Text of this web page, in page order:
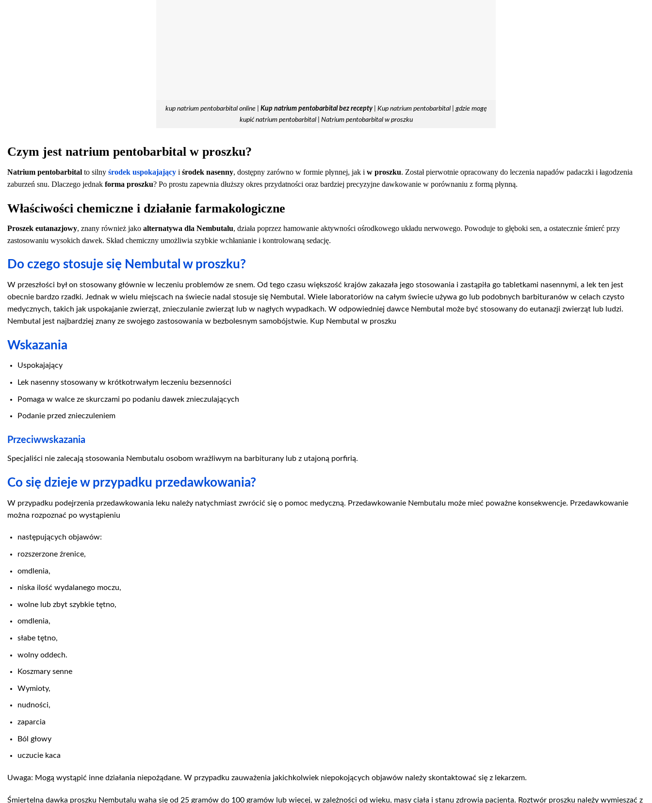
kup natrium pentobarbital online | Kup natrium pentobarbital bez recepty| Kup natrium pentobarbital | gdzie mogę
kupić natrium pentobarbital | Natrium pentobarbital w proszku
Czym jest natrium pentobarbital w proszku?
Natrium pentobarbital to silny środek uspokajający i środek nasenny, dostępny zarówno w formie płynnej, jak i w proszku. Został pierwotnie opracowany do leczenia napadów padaczki i łagodzenia
zaburzeń snu. Dlaczego jednak forma proszku? Po prostu zapewnia dłuższy okres przydatności oraz bardziej precyzyjne dawkowanie w porównaniu z formą płynną.
Właściwości chemiczne i działanie farmakologiczne
Proszek eutanazjowy, znany również jako alternatywa dla Nembutalu, działa poprzez hamowanie aktywności ośrodkowego układu nerwowego. Powoduje to głęboki sen, a ostatecznie śmierć przy
zastosowaniu wysokich dawek. Skład chemiczny umożliwia szybkie wchłanianie i kontrolowaną sedację.
Do czego stosuje się Nembutal w proszku?
W przeszłości był on stosowany głównie w leczeniu problemów ze snem. Od tego czasu większość krajów zakazała jego stosowania i zastąpiła go tabletkami nasennymi, a lek ten jest
obecnie bardzo rzadki. Jednak w wielu miejscach na świecie nadal stosuje się Nembutal. Wiele laboratoriów na całym świecie używa go lub podobnych barbituranów w celach czysto
medycznych, takich jak uspokajanie zwierząt, znieczulanie zwierząt lub w nagłych wypadkach. W odpowiedniej dawce Nembutal może być stosowany do eutanazji zwierząt lub ludzi.
Nembutal jest najbardziej znany ze swojego zastosowania w bezbolesnym samobójstwie. Kup Nembutal w proszku
Wskazania
Uspokajający
Lek nasenny stosowany w krótkotrwałym leczeniu bezsenności
Pomaga w walce ze skurczami po podaniu dawek znieczulających
Podanie przed znieczuleniem
Przeciwwskazania
Specjaliści nie zalecają stosowania Nembutalu osobom wrażliwym na barbiturany lub z utajoną porfirią.
Co się dzieje w przypadku przedawkowania?
W przypadku podejrzenia przedawkowania leku należy natychmiast zwrócić się o pomoc medyczną. Przedawkowanie Nembutalu może mieć poważne konsekwencje. Przedawkowanie
można rozpoznać po wystąpieniu
następujących objawów:
rozszerzone źrenice,
omdlenia,
niska ilość wydalanego moczu,
wolne lub zbyt szybkie tętno,
omdlenia,
słabe tętno,
wolny oddech.
Koszmary senne
Wymioty,
nudności,
zaparcia
Ból głowy
uczucie kaca
Uwaga: Mogą wystąpić inne działania niepożądane. W przypadku zauważenia jakichkolwiek niepokojących objawów należy skontaktować się z lekarzem.
Śmiertelna dawka proszku Nembutalu waha się od 25 gramów do 100 gramów lub więcej, w zależności od wieku, masy ciała i stanu zdrowia pacjenta. Roztwór proszku należy wymieszać z